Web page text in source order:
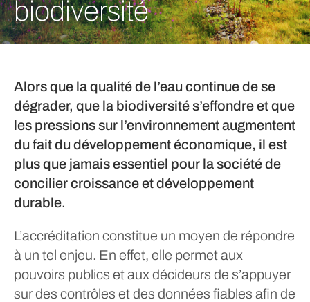
biodiversité
Alors que la qualité de l’eau continue de se
dégrader, que la biodiversité s’effondre et que
les pressions sur l’environnement augmentent
du fait du développement économique, il est
plus que jamais essentiel pour la société de
concilier croissance et développement
durable.
L’accréditation constitue un moyen de répondre
à un tel enjeu. En effet, elle permet aux
pouvoirs publics et aux décideurs de s’appuyer
sur des contrôles et des données fiables afin de